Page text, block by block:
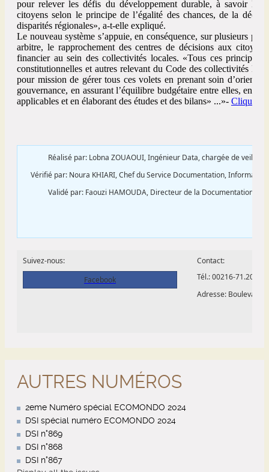
AUTRES NUMÉROS
2eme Numéro spécial ECOMONDO 2024
DSI spécial numéro ECOMONDO 2024
DSI n°869
DSI n°868
DSI n°867